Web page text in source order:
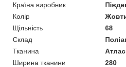
Країна виробник
Колір
Щільність
68
Склад
Тканина
Атлас
Ширина тканини
280